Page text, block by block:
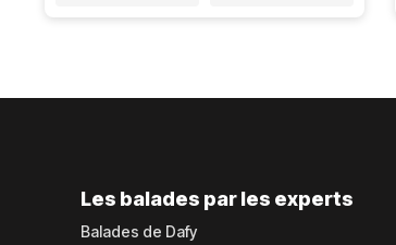
Les balades par les experts
Balades de Dafy